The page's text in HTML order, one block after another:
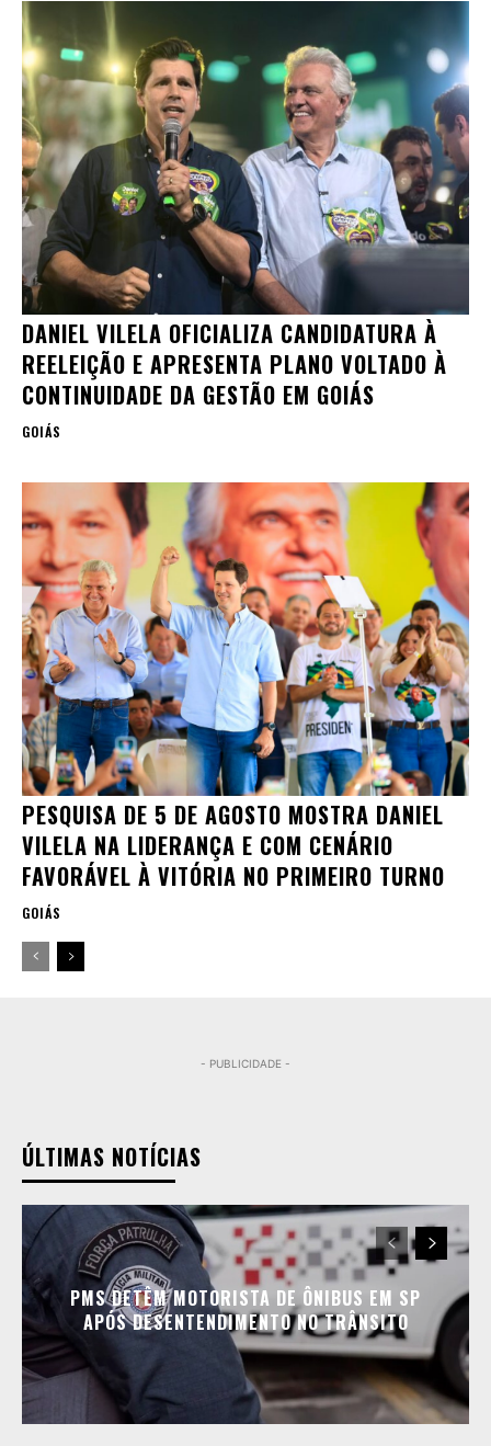
DANIEL VILELA OFICIALIZA CANDIDATURA À
REELEIÇÃO E APRESENTA PLANO VOLTADO À
CONTINUIDADE DA GESTÃO EM GOIÁS
GOIÁS
PESQUISA DE 5 DE AGOSTO MOSTRA DANIEL
VILELA NA LIDERANÇA E COM CENÁRIO
FAVORÁVEL À VITÓRIA NO PRIMEIRO TURNO
GOIÁS
- PUBLICIDADE -
ÚLTIMAS NOTÍCIAS
PMS DETÊM MOTORISTA DE ÔNIBUS EM SP
APÓS DESENTENDIMENTO NO TRÂNSITO